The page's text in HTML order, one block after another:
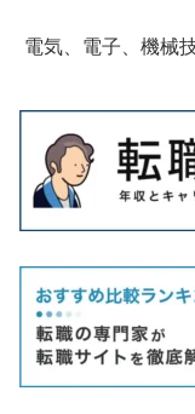
電気、電子、機械